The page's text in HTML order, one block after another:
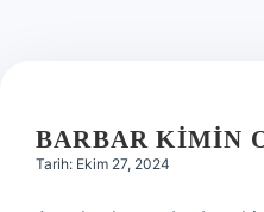
BARBAR KIMIN
Tarih: Ekim 27, 2024